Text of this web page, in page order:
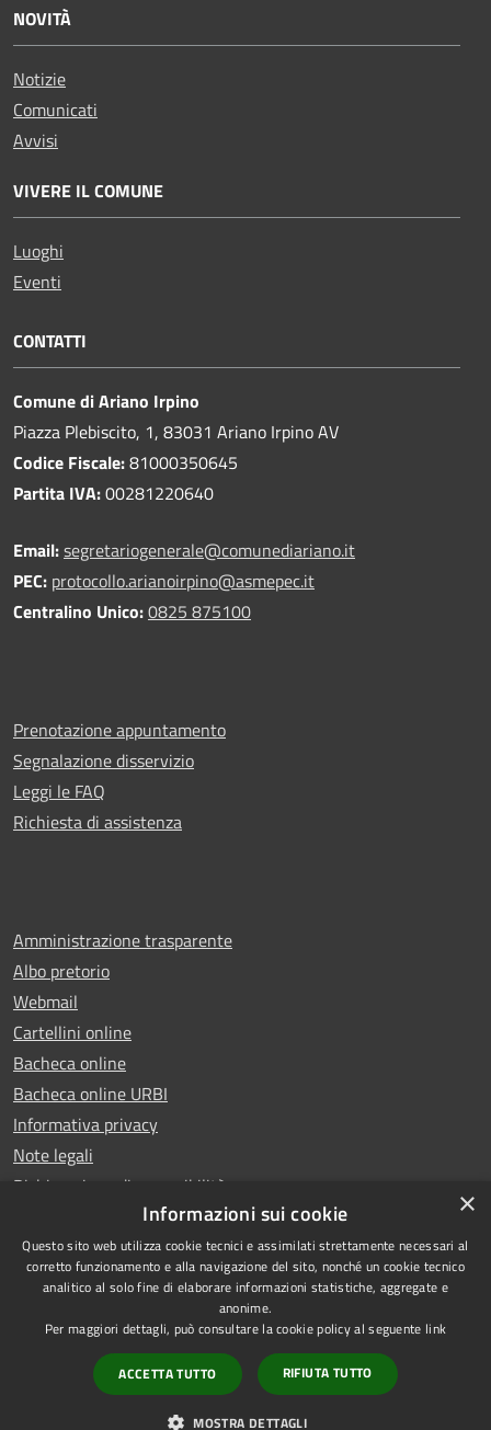
NOVITÀ
Notizie
Comunicati
Avvisi
VIVERE IL COMUNE
Luoghi
Eventi
CONTATTI
Comune di Ariano Irpino
Piazza Plebiscito, 1, 83031 Ariano Irpino AV
Codice Fiscale:81000350645
Partita IVA:00281220640
Email:segretariogenerale@comunediariano.it
PEC: protocollo.arianoirpino@asmepec.it
Centralino Unico:0825 875100
Prenotazione appuntamento
Segnalazione disservizio
Leggi le FAQ
Richiesta di assistenza
Amministrazione trasparente
Albo pretorio
Webmail
Cartellini online
Bacheca online
Bacheca online URBI
Informativa privacy
Note legali
Dichiarazione di accessibilità
RSS
Accessibilità
Copyright © 2025 Comune di
Ariano Irpino
Powered byMunicipium
Accesso redazione
×
Informazioni sui cookie
Questo sito web utilizza cookie tecnici e assimilati strettamente necessari al
corretto funzionamento e alla navigazione del sito, nonché un cookie tecnico
analitico al solo fine di elaborare informazioni statistiche, aggregate e
anonime.
Per maggiori dettagli, può consultare la cookie policy al seguente link
ACCETTA TUTTO RIFIUTA TUTTO
MOSTRA DETTAGLI